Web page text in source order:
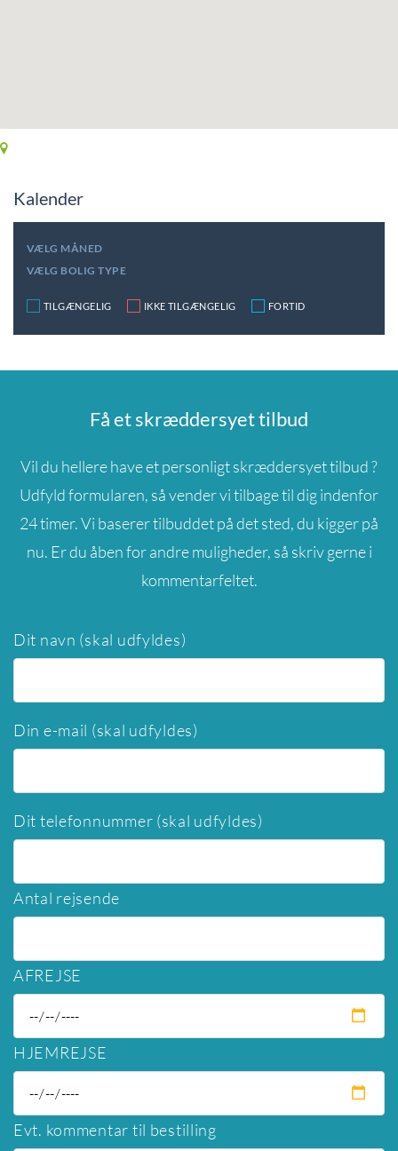
Kalender
VÆLG MÅNED
VÆLG BOLIG TYPE
TILGÆNGELIG IKKE TILGÆNGELIG FORTID
Få et skræddersyet tilbud
Vil du hellere have et personligt skræddersyet tilbud ?
Udfyld formularen, så vender vi tilbage til dig indenfor
24 timer. Vi baserer tilbuddet på det sted, du kigger på
nu. Er du åben for andre muligheder, så skriv gerne i
kommentarfeltet.
Dit navn (skal udfyldes)
Din e-mail (skal udfyldes)
Dit telefonnummer (skal udfyldes)
Antal rejsende
AFREJSE
HJEMREJSE
Evt. kommentar til bestilling